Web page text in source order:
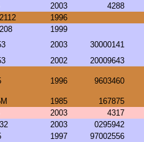
2003
4288
1996
1999
2003
30000141
2002 20009643
1996 9603460
1985
167875
2003
4317
2003
0295942
1997
97002556